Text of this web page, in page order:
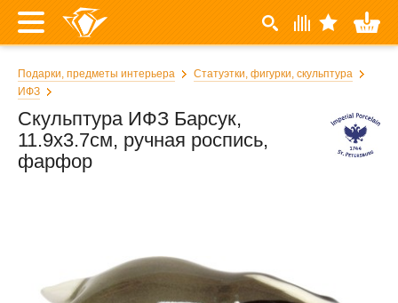
Подарки, предметы интерьера
Статуэтки, фигурки, скульптура
ИФЗ
Скульптура ИФЗ Барсук,
11.9x3.7см, ручная роспись,
фарфор